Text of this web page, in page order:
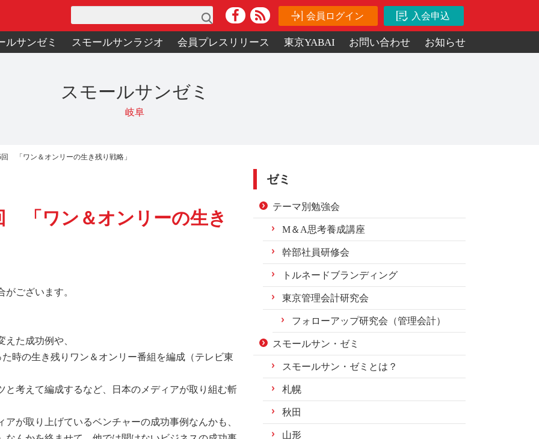
検索 会員ログイン 入会申込
ルサンゼミ スモールサンラジオ 会員プレスリリース 東京YABAI お問い合わせ お知らせ
スモールサンゼミ
岐阜
「ワン＆オンリーの生き残り戦略」
「ワン＆オンリーの生き
ございます。
た成功例や、
時の生き残りワン＆オンリー番組を編成（テレビ東
考えて編成するなど、日本のメディアが取り組む斬
が取り上げているベンチャーの成功事例なんかも、
ゼミ
テーマ別勉強会
M＆A思考養成講座
幹部社員研修会
トルネードブランディング
東京管理会計研究会
フォローアップ研究会（管理会計）
スモールサン・ゼミ
スモールサン・ゼミとは？
札幌
秋田
山形